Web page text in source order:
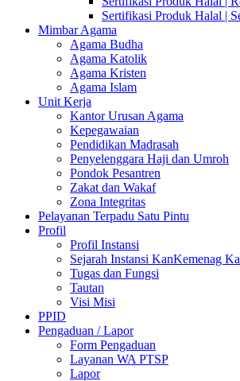
Sertifikasi Produk Halal |
Mimbar Agama
Agama Budha
Agama Katolik
Agama Kristen
Agama Islam
Unit Kerja
Kantor Urusan Agama
Kepegawaian
Pendidikan Madrasah
Penyelenggara Haji dan Umroh
Pondok Pesantren
Zakat dan Wakaf
Zona Integritas
Pelayanan Terpadu Satu Pintu
Profil
Profil Instansi
Sejarah Instansi KanKemenag
Tugas dan Fungsi
Tautan
Visi Misi
PPID
Pengaduan / Lapor
Form Pengaduan
Layanan WA PTSP
Lapor